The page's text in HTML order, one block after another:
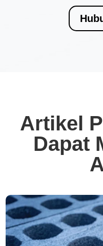
Artikel
Dapat